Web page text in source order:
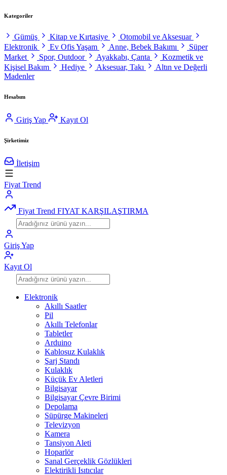
Kategoriler
Gümüş Kitap ve Kırtasiye
Otomobil ve Aksesuar
Elektronik
Ev Ofis Yaşam Anne, Bebek Bakımı
Süper
Market
Spor, Outdoor Ayakkabı, Çanta
Kozmetik ve
Kişisel Bakım
Hediye Aksesuar, Takı
Altın ve Değerli
Madenler
Hesabım
Giriş Yap Kayıt Ol
Şirketimiz
İletişim
Fiyat Trend
Fiyat Trend FIYAT KARŞILAŞTIRMA
Giriş Yap
Kayıt Ol
Elektronik
Akıllı Saatler
Pil
Akıllı Telefonlar
Tabletler
Arduino
Kablosuz Kulaklık
Şarj Standı
Kulaklık
Küçük Ev Aletleri
Bilgisayar
Bilgisayar Çevre Birimi
Depolama
Süpürge Makineleri
Televizyon
Kamera
Tansiyon Aleti
Hoparlör
Sanal Gerçeklik Gözlükleri
Elektirikli Isıtıcılar